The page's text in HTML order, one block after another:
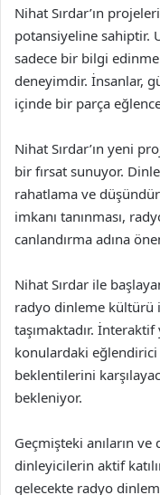
Nihat Sırdar’ın
potansiyeline sahiptir.
sadece bir bilgi
deneyimdir. İnsanlar,
içinde bir parça
Nihat Sırdar’ın yeni
bir fırsat sunuyor.
rahatlama ve
imkanı tanınması,
canlandırma adına
Nihat Sırdar ile
radyo dinleme kültürü
taşımaktadır. İnteraktif
konulardaki
beklentilerini
bekleniyor.
Geçmişteki anıların
dinleyicilerin aktif
gelecekte radyo